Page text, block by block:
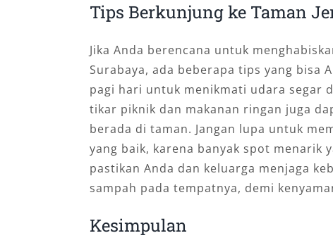
Tips Berkunjung ke Taman
Jika Anda berencana untuk
Surabaya, ada beberapa tips yang bisa
pagi hari untuk menikmati udara segar
tikar piknik dan makanan ringan juga
berada di taman. Jangan lupa untuk
yang baik, karena banyak spot menarik
pastikan Anda dan keluarga menjaga
sampah pada tempatnya, demi
Kesimpulan